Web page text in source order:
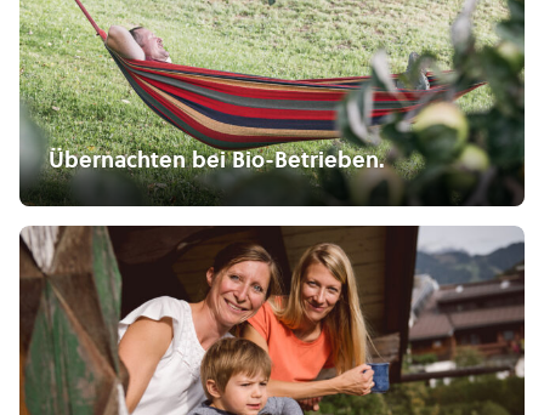
Übernachten bei Bio-Betrieben.